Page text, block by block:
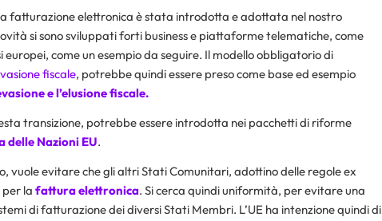
fatturazione elettronica è stata introdotta e adottata nel nostro
si sono sviluppati forti business e piattaforme telematiche, come
come un esempio da seguire. Il modello obbligatorio di
fiscale, potrebbe quindi essere preso come base ed esempio
e l’elusione fiscale.
transizione, potrebbe essere introdotta nei pacchetti di riforme
delle Nazioni EU.
vuole evitare che gli altri Stati Comunitari, adottino delle regole ex
per la fatturaelettronica. Si cerca quindi uniformità, per evitare una
di fatturazione dei diversi Stati Membri. L’UE ha intenzione quindi di